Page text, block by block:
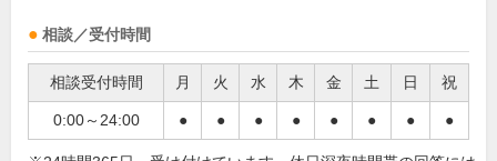
相談／受付時間
相談受付時間 月 火 水 木 金 土 日 祝
0:00～24:00 ● ● ● ● ● ● ● ●